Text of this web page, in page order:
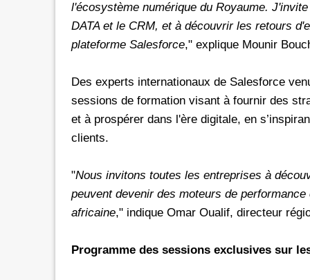
l'écosystème numérique du Royaume.
DATA et le CRM, et à découvrir les retours
plateforme Salesforce," explique Mounir
Des experts internationaux de Salesforce
sessions de formation visant à fournir des
et à prospérer dans l'ère digitale, en
clients.
"Nous invitons toutes les entreprises à
peuvent devenir des moteurs de
africaine," indique Omar Oualif, directeur
Programme des sessions exclusives sur